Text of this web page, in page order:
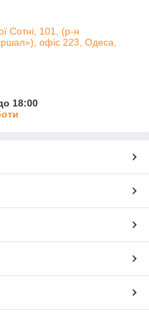
Сотні, 101, (р-н
офіс 223, Одеса,
18:00